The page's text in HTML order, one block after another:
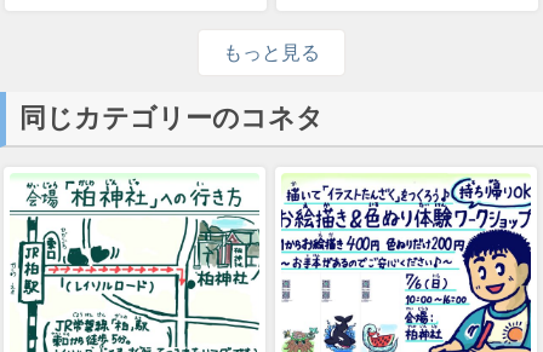
もっと見る
同じカテゴリーのコネタ